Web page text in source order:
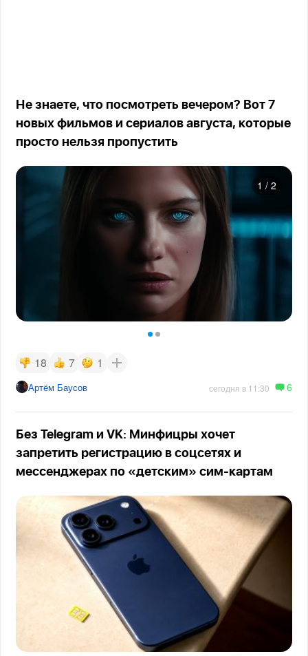
Не знаете, что посмотреть вечером? Вот 7
новых фильмов и сериалов августа, которые
просто нельзя пропустить
1 / 2
18 7 1
Артём Баусов сегодня в 11:30 6
Без Telegram и VK: Минфицры хочет
запретить регистрацию в соцсетях и
мессенджерах по «детским» сим-картам